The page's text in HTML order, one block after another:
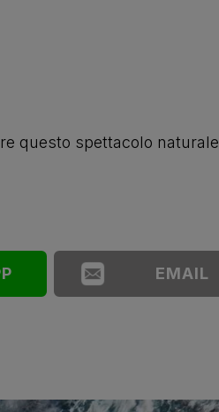
questo spettacolo naturale
EMAIL